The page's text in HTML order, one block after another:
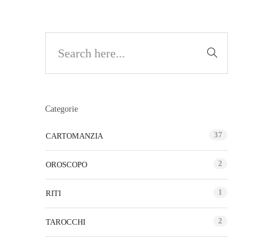
Categorie
CARTOMANZIA 37
OROSCOPO 2
RITI 1
TAROCCHI 2